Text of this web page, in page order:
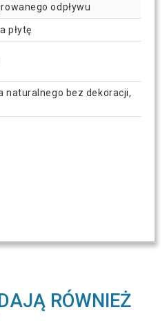
odpływu
płytę
naturalnego bez dekoracji,
RÓWNIEŻ